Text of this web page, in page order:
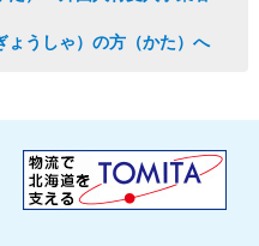
ょうしゃ）の方（かた）へ